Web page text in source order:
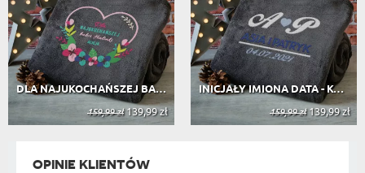
DLA NAJUKOCHAŃSZEJ BABCI - KOC Z HA...
159,99 zł139,99 zł
INICJAŁY IMIONA DATA - KOC Z HAFTEM
159,99 zł139,99 zł
OPINIE KLIENTÓW